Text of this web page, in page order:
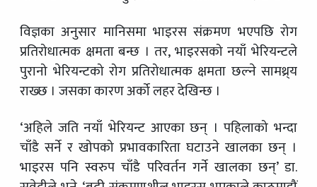
विज्ञका अनुसार मानिसमा भाइरस संक्रमण भएपछि रोग
प्रतिरोधात्मक क्षमता बन्छ । तर, भाइरसको नयाँ भेरियन्टले
पुरानो भेरियन्टको रोग प्रतिरोधात्मक क्षमता छल्ने सामथ्र्य
राख्छ । जसका कारण अर्को लहर देखिन्छ ।
‘अहिले जति नयाँ भेरियन्ट आएका छन् । पहिलाको भन्दा
चाँडै सर्ने र खोपको प्रभावकारिता घटाउने खालका छन् ।
भाइरस पनि स्वरुप चाँडै परिवर्तन गर्ने खालका छन्’ डा.